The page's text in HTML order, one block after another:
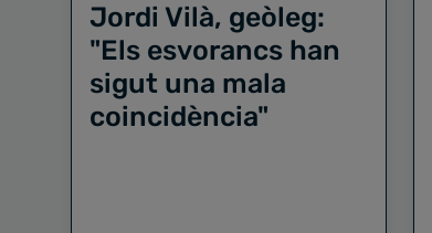
Jordi Vilà, geòleg:
"Els esvorancs han
sigut una mala
coincidència"